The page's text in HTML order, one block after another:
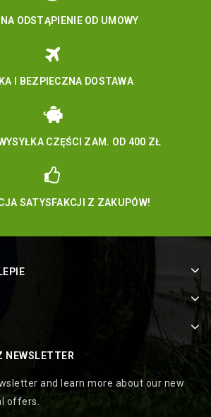
ODSTĄPIENIE OD UMOWY
I BEZPIECZNA DOSTAWA
CZĘŚCI ZAM. OD 400 ZŁ
SATYSFAKCJI Z ZAKUPÓW!
NEWSLETTER
and learn more about our new
offers.